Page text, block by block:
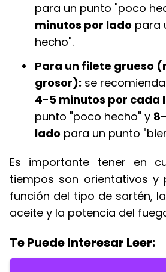
para un punto "poco
minutos por lado para
hecho".
Para un filete grueso
grosor): se
4-5 minutos por cada
punto "poco hecho" y
lado para un punto
Es importante tener en
tiempos son orientativos y
función del tipo de sartén,
aceite y la potencia del
Te Puede Interesar Leer: